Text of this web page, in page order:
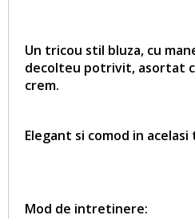
Un tricou stil bluza, cu
decolteu potrivit, asortat
crem.
Elegant si comod in acelasi
Mod de intretinere: